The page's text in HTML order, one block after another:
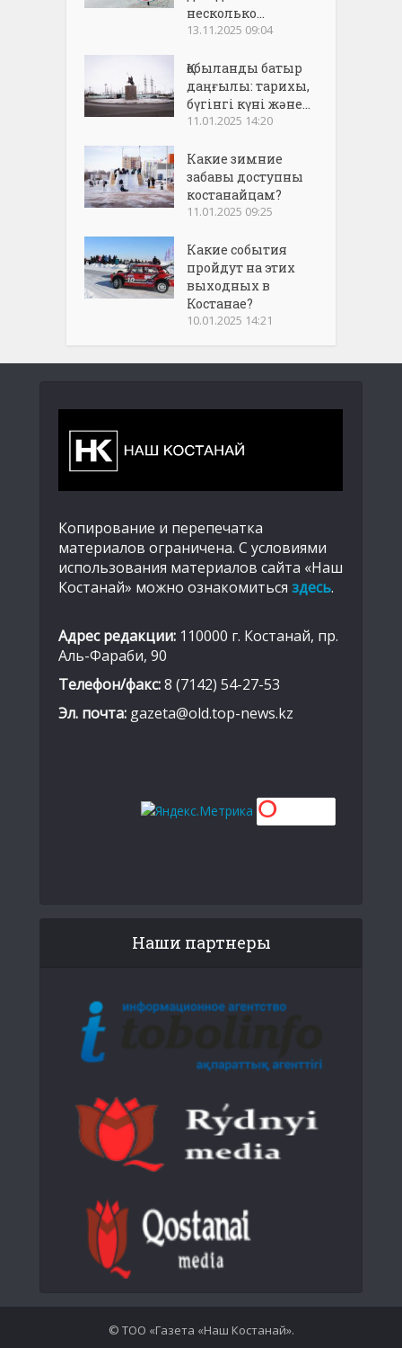
несколько...
13.11.2025 09:04
Қобыланды батыр
даңғылы: тарихы,
бүгінгі күні және...
11.01.2025 14:20
Какие зимние
забавы доступны
костанайцам?
11.01.2025 09:25
Какие события
пройдут на этих
выходных в
Костанае?
10.01.2025 14:21
Копирование и перепечатка
материалов ограничена. С условиями
использования материалов сайта «Наш
Костанай» можно ознакомиться здесь.
Адрес редакции: 110000 г. Костанай, пр.
Аль-Фараби, 90
Телефон/факс:8 (7142) 54-27-53
Эл. почта: gazeta@old.top-news.kz
Наши партнеры
© ТОО «Газета «Наш Костанай».